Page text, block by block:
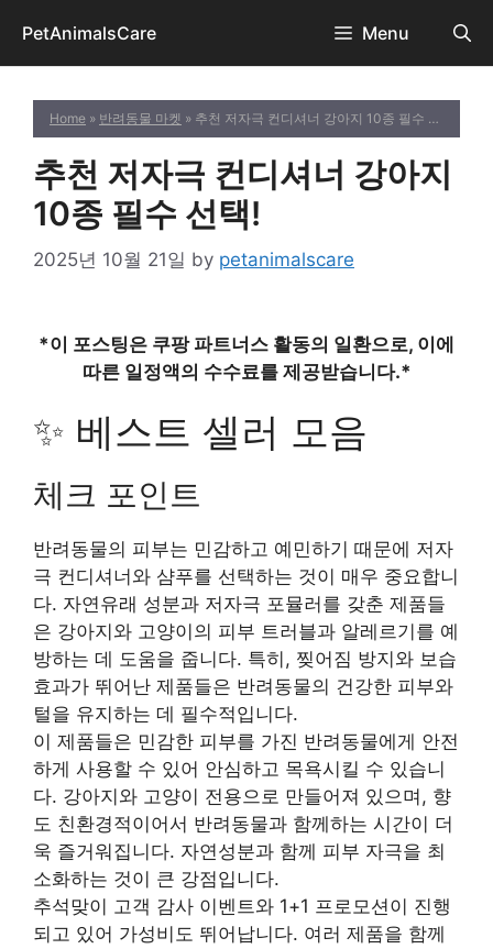
content
PetAnimalsCare Menu
Home » 반려동물 마켓 » 추천 저자극 컨디셔너 강아지 10종 필수 선택!
추천 저자극 컨디셔너 강아지
10종 필수 선택!
2025년 10월 21일 by petanimalscare
*이 포스팅은 쿠팡 파트너스 활동의 일환으로, 이에
따른 일정액의 수수료를 제공받습니다.*
✨ 베스트 셀러 모음
체크 포인트
반려동물의 피부는 민감하고 예민하기 때문에 저자
극 컨디셔너와 샴푸를 선택하는 것이 매우 중요합니
다. 자연유래 성분과 저자극 포뮬러를 갖춘 제품들
은 강아지와 고양이의 피부 트러블과 알레르기를 예
방하는 데 도움을 줍니다. 특히, 찢어짐 방지와 보습
효과가 뛰어난 제품들은 반려동물의 건강한 피부와
털을 유지하는 데 필수적입니다.
이 제품들은 민감한 피부를 가진 반려동물에게 안전
하게 사용할 수 있어 안심하고 목욕시킬 수 있습니
다. 강아지와 고양이 전용으로 만들어져 있으며, 향
도 친환경적이어서 반려동물과 함께하는 시간이 더
욱 즐거워집니다. 자연성분과 함께 피부 자극을 최
소화하는 것이 큰 강점입니다.
추석맞이 고객 감사 이벤트와 1+1 프로모션이 진행
되고 있어 가성비도 뛰어납니다. 여러 제품을 함께